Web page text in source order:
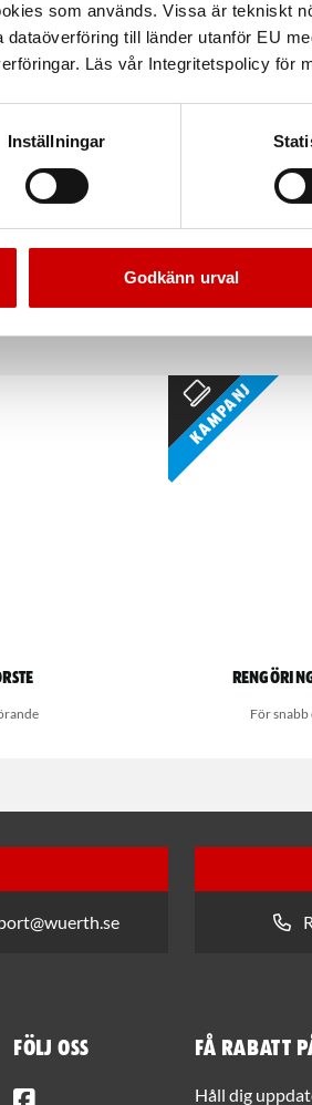
som används. Vissa är tekniskt
till länder utanför EU
Läs vår Integritetspolicy för
Inställningar
Godkänn urval
Förmonterad och klar för
Mått:
Kampanj
För
Följ oss Få rabatt
Håll dig